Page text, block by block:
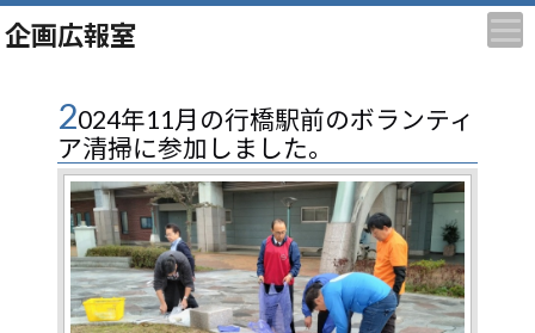
企画広報室
2024年11月の行橋駅前のボランティ
ア清掃に参加しました。